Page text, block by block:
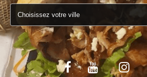
VOS AVIS
MENTIONS LÉGALES
C.G.V